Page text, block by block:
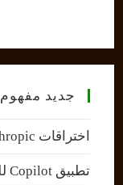
جديد مفهوم
اختراقات Anthropic تدهش العالم
تطبيق Copilot للذكاء الاصطناعي من مايكروسوفت